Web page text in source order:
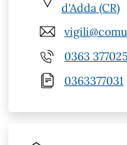
d'Adda (CR)
0363 377025
0363377031